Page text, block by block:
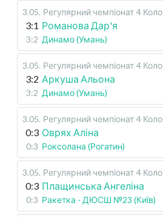
3.05. Регулярний чемпіонат 4 Коло
3:1 Романова Дар'я
3:2 Динамо (Умань)
3.05. Регулярний чемпіонат 4 Коло
3:2 Аркуша Альона
3:2 Динамо (Умань)
3.05. Регулярний чемпіонат 4 Коло
0:3 Оврях Аліна
0:3 Роксолана (Рогатин)
3.05. Регулярний чемпіонат 4 Коло
0:3 Плащинська Ангеліна
0:3 Ракетка - ДЮСШ №23 (Київ)